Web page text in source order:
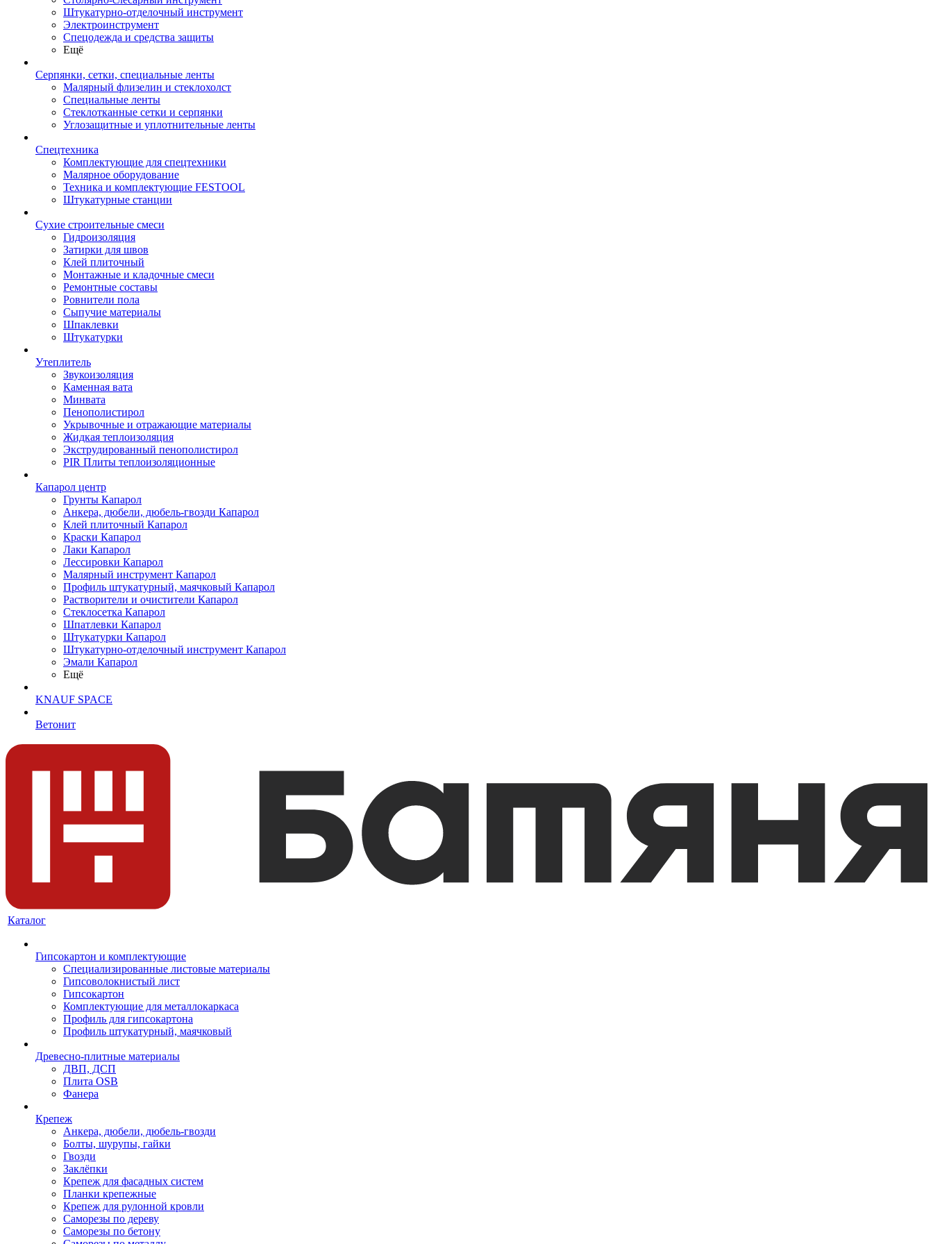
Штукатурно-отделочный инструмент
Электроинструмент
Спецодежда и средства защиты
Ещё
Серпянки, сетки, специальные ленты
Малярный флизелин и стеклохолст
Специальные ленты
Стеклотканные сетки и серпянки
Углозащитные и уплотнительные ленты
Спецтехника
Комплектующие для спецтехники
Малярное оборудование
Техника и комплектующие FESTOOL
Штукатурные станции
Сухие строительные смеси
Гидроизоляция
Затирки для швов
Клей плиточный
Монтажные и кладочные смеси
Ремонтные составы
Ровнители пола
Сыпучие материалы
Шпаклевки
Штукатурки
Утеплитель
Звукоизоляция
Каменная вата
Минвата
Пенополистирол
Укрывочные и отражающие материалы
Жидкая теплоизоляция
Экструдированный пенополистирол
PIR Плиты теплоизоляционные
Капарол центр
Грунты Капарол
Анкера, дюбели, дюбель-гвозди Капарол
Клей плиточный Капарол
Краски Капарол
Лаки Капарол
Лессировки Капарол
Малярный инструмент Капарол
Профиль штукатурный, маячковый Капарол
Растворители и очистители Капарол
Cтеклосетка Капарол
Шпатлевки Капарол
Штукатурки Капарол
Штукатурно-отделочный инструмент Капарол
Эмали Капарол
Ещё
KNAUF SPACE
Ветонит
Каталог
Гипсокартон и комплектующие
Специализированные листовые материалы
Гипсоволокнистый лист
Гипсокартон
Комплектующие для металлокаркаса
Профиль для гипсокартона
Профиль штукатурный, маячковый
Древесно-плитные материалы
ДВП, ДСП
Плита OSB
Фанера
Крепеж
Анкера, дюбели, дюбель-гвозди
Болты, шурупы, гайки
Гвозди
Заклёпки
Крепеж для фасадных систем
Планки крепежные
Крепеж для рулонной кровли
Саморезы по дереву
Саморезы по бетону